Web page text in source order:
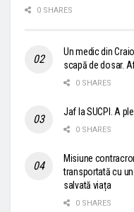
0 SHARES
Un medic din
scapă de dosar.
0 SHARES
Jaf la SUCPI. A
0 SHARES
Misiune
transportată cu
salvată viața
0 SHARES